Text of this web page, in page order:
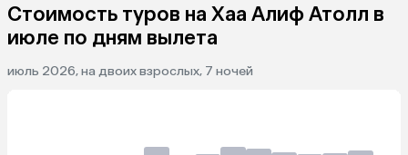
Стоимость туров на Хаа Алиф Атолл в
июле по дням вылета
июль 2026, на двоих взрослых, 7 ночей